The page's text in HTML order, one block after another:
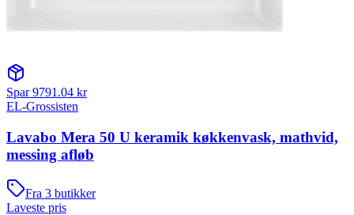
Spar9791.04 kr
EL-Grossisten
Lavabo Mera 50 U keramik køkkenvask, mathvid,
messing afløb
Fra 3 butikker
Laveste pris